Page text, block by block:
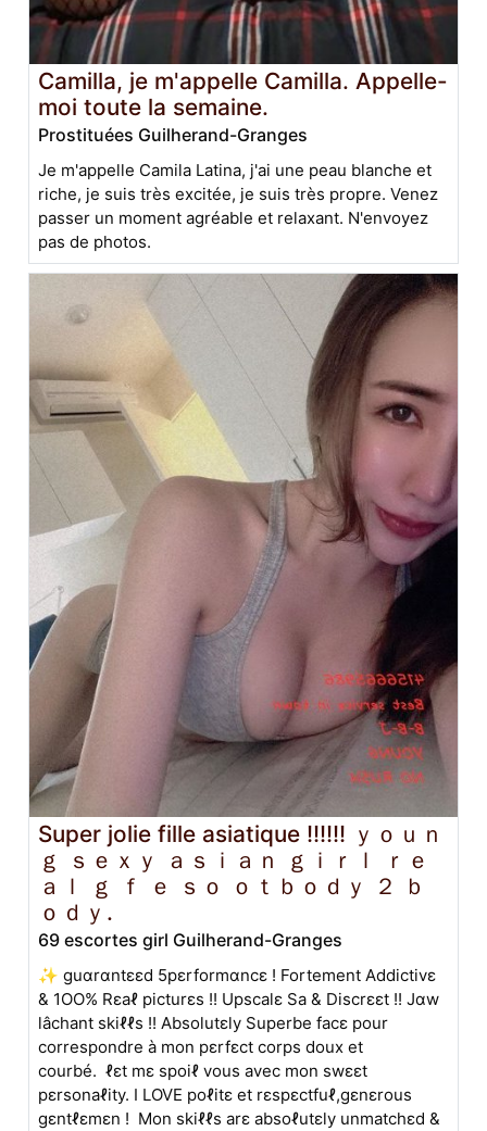
Camilla, je m'appelle Camilla. Appelle-
moi toute la semaine.
Prostituées Guilherand-Granges
Je m'appelle Camila Latina, j'ai une peau blanche et
riche, je suis très excitée, je suis très propre. Venez
passer un moment agréable et relaxant. N'envoyez
pas de photos.
Super jolie fille asiatique !!!!!! ｙｏｕｎ
ｇ ｓｅｘｙ ａｓｉａｎ ｇｉｒｌ ｒｅ
ａｌ ｇ ｆ ｅ ｓｏ ｏｔｂｏｄｙ ２ ｂ
ｏｄｙ.
69 escortes girl Guilherand-Granges
✨ guαrαntεεd 5pεrformαncε ! Fortement Addictivε
& 1OO% Rεaℓ picturεs !! Upscalε Sa & Discrεεt !! Jαw
lâchant skiℓℓs !! Absolutεly Superbe facε pour
correspondre à mon pεrfεct corps doux et
courbé. ℓεt mε spoiℓ vous avec mon swεεt
pεrsonaℓity. I LOVE poℓitε et rεspεctfuℓ,gεnεrous
gεntℓεmεn ! Mon skiℓℓs arε absoℓutεly unmatchεd &